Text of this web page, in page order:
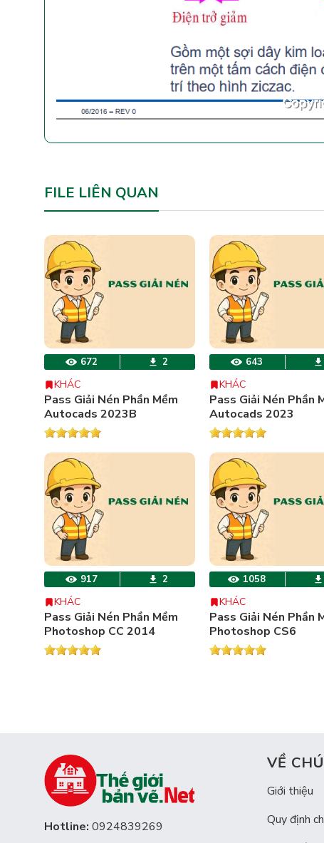
FILE LIÊN QUAN
672 2
KHÁC
Pass Giải Nén Phần Mềm
Autocads 2023B
643
KHÁC
Pass Giải Nén Phần
Autocads 2023
917 2
KHÁC
Pass Giải Nén Phần Mềm
Photoshop CC 2014
1058
KHÁC
Pass Giải Nén Phần
Photoshop CS6
Hotline: 0924839269
VỀ
Giới thiệu
Quy định